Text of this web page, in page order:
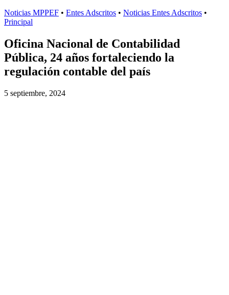
Noticias MPPEF • Entes Adscritos • Noticias Entes Adscritos •
Principal
Oficina Nacional de Contabilidad
Pública, 24 años fortaleciendo la
regulación contable del país
5 septiembre, 2024